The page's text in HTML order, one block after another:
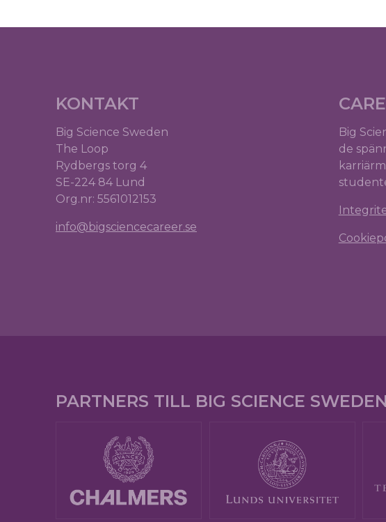
KONTAKT
Big Science Sweden
The Loop
Rydbergs torg 4
SE-224 84 Lund
Org.nr: 5561012153
info@bigsciencecareer.se
Big
de
PARTNERS TILL BIG SCIENCE SWEDEN